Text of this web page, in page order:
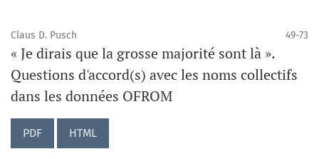
Claus D. Pusch 49-73
« Je dirais que la grosse majorité sont là ».
Questions d'accord(s) avec les noms collectifs
dans les données OFROM
PDF HTML